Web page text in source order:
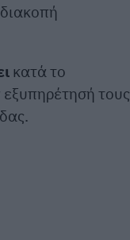
κατά το
εξυπηρέτησή τους